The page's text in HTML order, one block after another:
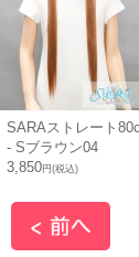
SARAストレート
- Sブラウン04
3,850円(税込)